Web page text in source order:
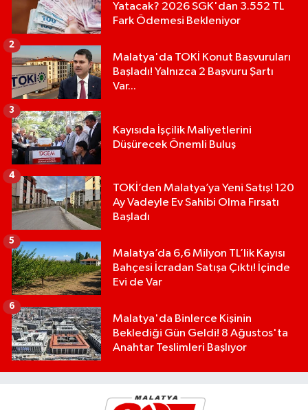
Yatacak? 2026 SGK'dan 3.552 TL
Fark Ödemesi Bekleniyor
Malatya'da TOKİ Konut Başvuruları
Başladı! Yalnızca 2 Başvuru Şartı
Var...
2
Kayısıda İşçilik Maliyetlerini
Düşürecek Önemli Buluş
3
TOKİ’den Malatya’ya Yeni Satış! 120
Ay Vadeyle Ev Sahibi Olma Fırsatı
Başladı
4
Malatya’da 6,6 Milyon TL’lik Kayısı
Bahçesi İcradan Satışa Çıktı! İçinde
Evi de Var
5
Malatya'da Binlerce Kişinin
Beklediği Gün Geldi! 8 Ağustos'ta
Anahtar Teslimleri Başlıyor
6